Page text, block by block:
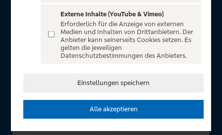
für alle Kunden der Volksbanken Raiffeisenbanken. Auf
unserem einzigartigen Portal finden Sie Tickets für
atemberaubende Konzerte, Musicals und Shows, die
Fußball-Bundesliga sowie die Champions League und die
In Zusammenarbeit mit
Externe Inhalte (YouTube & Vimeo)
Erforderlich für die Anzeige von externen
Medien und Inhalten von Drittanbietern. Der
Anbieter kann seinerseits Cookies setzen. Es
gelten die jeweiligen
Datenschutzbestimmungen des Anbieters.
Einstellungen speichern
Alle akzeptieren